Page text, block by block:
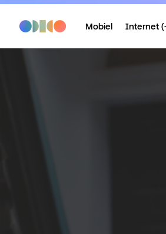
Mobiel Internet